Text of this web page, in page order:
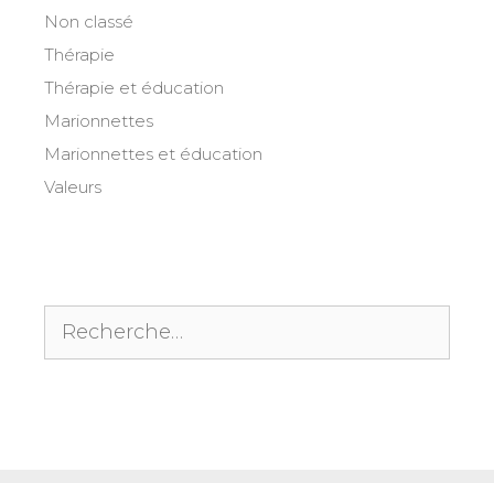
Non classé
Thérapie
Thérapie et éducation
Marionnettes
Marionnettes et éducation
Valeurs
Rechercher :